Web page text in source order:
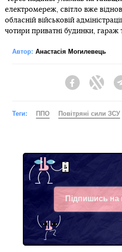
електромереж, світло вже
обласній військовій
чотири приватні будинки, гараж
Автор: Анастасія Могилевець
Facebook
Теги: ППО Повітряні сили ЗСУ
Підпишись на
Telegram